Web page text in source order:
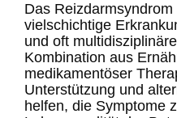
Das
vielschichtige
und oft
Kombination aus
medikamentöser
Unterstützung und
helfen, die Symptome